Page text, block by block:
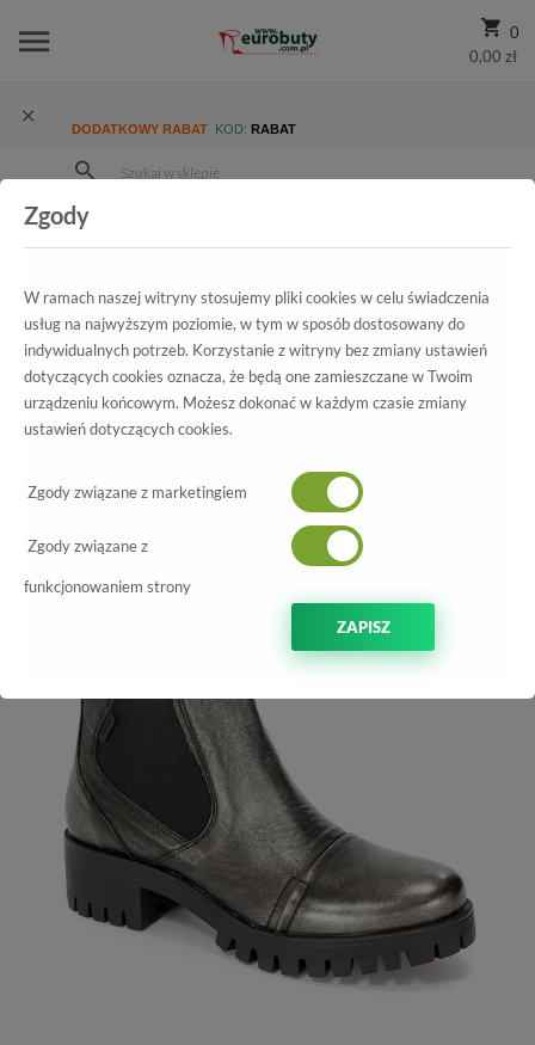
0
0,00 zł
DODATKOWY RABAT KOD: RABAT
Kolekcja damska
Trzewiki i Botki
Wszystkie produkty
869/N Srebro 8
Zgody
W ramach naszej witryny stosujemy pliki cookies w celu świadczenia
usług na najwyższym poziomie, w tym w sposób dostosowany do
indywidualnych potrzeb. Korzystanie z witryny bez zmiany ustawień
dotyczących cookies oznacza, że będą one zamieszczane w Twoim
urządzeniu końcowym. Możesz dokonać w każdym czasie zmiany
ustawień dotyczących cookies.
Zgody związane z marketingiem
Zgody związane z
funkcjonowaniem strony
ZAPISZ